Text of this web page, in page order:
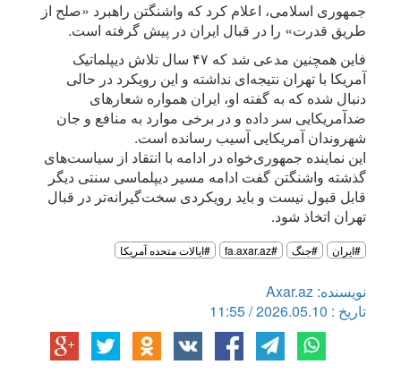
جمهوری اسلامی، اعلام کرد که واشنگتن راهبرد «صلح از
طریق قدرت» را در قبال ایران در پیش گرفته است.
فاین همچنین مدعی شد که ۴۷ سال تلاش دیپلماتیک
آمریکا با تهران نتیجه‌ای نداشته و این رویکرد در حالی
دنبال شده که به گفته او، ایران همواره شعارهای
ضدآمریکایی سر داده و در برخی موارد به منافع و جان
شهروندان آمریکایی آسیب رسانده است.
این نماینده جمهوری‌خواه در ادامه با انتقاد از سیاست‌های
گذشته واشنگتن گفت ادامه مسیر دیپلماسی سنتی دیگر
قابل قبول نیست و باید رویکردی سخت‌گیرانه‌تر در قبال
تهران اتخاذ شود.
#ایران #جنگ #fa.axar.az #ایالات متحده آمریکا
نویسنده: Axar.az
تاریخ : 2026.05.10 / 11:55